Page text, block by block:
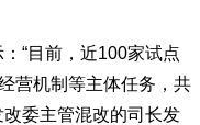
“目前，近100家试点
营机制等主体任务，共
委主管混改的司长发